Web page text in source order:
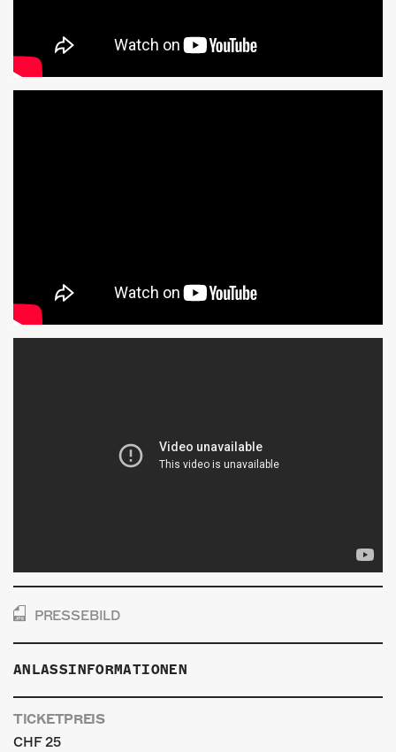
PRESSEBILD
ANLASSINFORMATIONEN
TICKETPREIS
CHF 25